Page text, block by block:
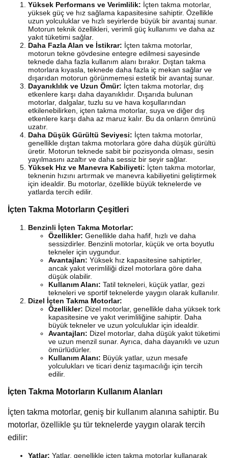
Yüksek Performans ve Verimlilik: İçten takma motorlar,
yüksek güç ve hız sağlama kapasitesine sahiptir. Özellikle
uzun yolculuklar ve hızlı seyirlerde büyük bir avantaj sunar.
Motorun teknik özellikleri, verimli güç kullanımı ve daha az
yakıt tüketimi sağlar.
Daha Fazla Alan ve İstikrar: İçten takma motorlar,
motorun tekne gövdesine entegre edilmesi sayesinde
teknede daha fazla kullanım alanı bırakır. Dıştan takma
motorlara kıyasla, teknede daha fazla iç mekan sağlar ve
dışarıdan motorun görünmemesi estetik bir avantaj sunar.
Dayanıklılık ve Uzun Ömür: İçten takma motorlar, dış
etkenlere karşı daha dayanıklıdır. Dışarıda bulunan
motorlar, dalgalar, tuzlu su ve hava koşullarından
etkilenebilirken, içten takma motorlar, suya ve diğer dış
etkenlere karşı daha az maruz kalır. Bu da onların ömrünü
uzatır.
Daha Düşük Gürültü Seviyesi: İçten takma motorlar,
genellikle dıştan takma motorlara göre daha düşük gürültü
üretir. Motorun teknede sabit bir pozisyonda olması, sesin
yayılmasını azaltır ve daha sessiz bir seyir sağlar.
Yüksek Hız ve Manevra Kabiliyeti: İçten takma motorlar,
teknenin hızını artırmak ve manevra kabiliyetini geliştirmek
için idealdir. Bu motorlar, özellikle büyük teknelerde ve
yatlarda tercih edilir.
İçten Takma Motorların Çeşitleri
Benzinli İçten Takma Motorlar:
Özellikler: Genellikle daha hafif, hızlı ve daha
sessizdirler. Benzinli motorlar, küçük ve orta boyutlu
tekneler için uygundur.
Avantajları: Yüksek hız kapasitesine sahiptirler,
ancak yakıt verimliliği dizel motorlara göre daha
düşük olabilir.
Kullanım Alanı: Tatil tekneleri, küçük yatlar, gezi
tekneleri ve sportif teknelerde yaygın olarak kullanılır.
Dizel İçten Takma Motorlar:
Özellikler: Dizel motorlar, genellikle daha yüksek tork
kapasitesine ve yakıt verimliliğine sahiptir. Daha
büyük tekneler ve uzun yolculuklar için idealdir.
Avantajları: Dizel motorlar, daha düşük yakıt tüketimi
ve uzun menzil sunar. Ayrıca, daha dayanıklı ve uzun
ömürlüdürler.
Kullanım Alanı: Büyük yatlar, uzun mesafe
yolculukları ve ticari deniz taşımacılığı için tercih
edilir.
İçten Takma Motorların Kullanım Alanları
İçten takma motorlar, geniş bir kullanım alanına sahiptir. Bu
motorlar, özellikle şu tür teknelerde yaygın olarak tercih
edilir:
Yatlar: Yatlar, genellikle içten takma motorlar kullanarak